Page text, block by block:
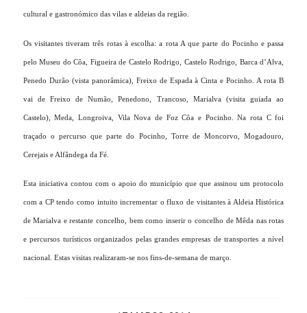
cultural e gastronómico das vilas e aldeias da região.
Os visitantes tiveram três rotas à escolha: a rota A que parte do Pocinho e passa
pelo Museu do Côa, Figueira de Castelo Rodrigo, Castelo Rodrigo, Barca d’Alva,
Penedo Durão (vista panorâmica), Freixo de Espada à Cinta e Pocinho. A rota B
vai de Freixo de Numão, Penedono, Trancoso, Marialva (visita guiada ao
Castelo), Meda, Longroiva, Vila Nova de Foz Côa e Pocinho. Na rota C foi
traçado o percurso que parte do Pocinho, Torre de Moncorvo, Mogadouro,
Cerejais e Alfândega da Fé.
Esta iniciativa contou com o apoio do município que que assinou um protocolo
com a CP tendo como intuito incrementar o fluxo de visitantes à Aldeia Histórica
de Marialva e restante concelho, bem como inserir o concelho de Mêda nas rotas
e percursos turísticos organizados pelas grandes empresas de transportes a nível
nacional. Estas visitas realizaram-se nos fins-de-semana de março.